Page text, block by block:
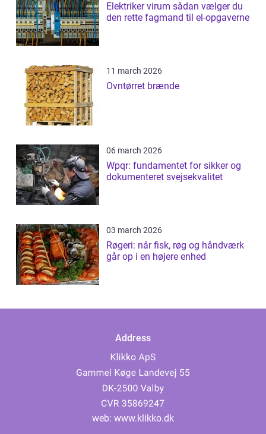
Elektriker virum sådan vælger du
den rette fagmand til el-opgaverne
11 march 2026
Ovntørret brænde
06 march 2026
Wpqr: fundamentet for sikker og
dokumenteret svejsekvalitet
03 march 2026
Røgeri: når fisk, røg og håndværk
går op i en højere enhed
Address
web: www.klikko.dk